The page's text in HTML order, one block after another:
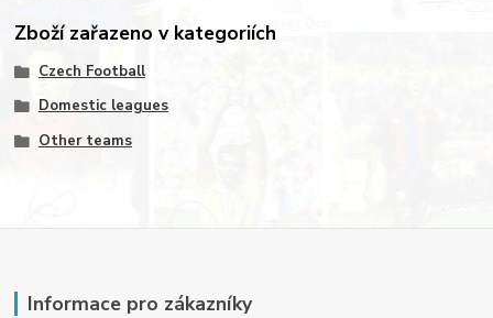
Zboží zařazeno v kategoriích
Czech Football
Domestic leagues
Other teams
Informace pro zákazníky